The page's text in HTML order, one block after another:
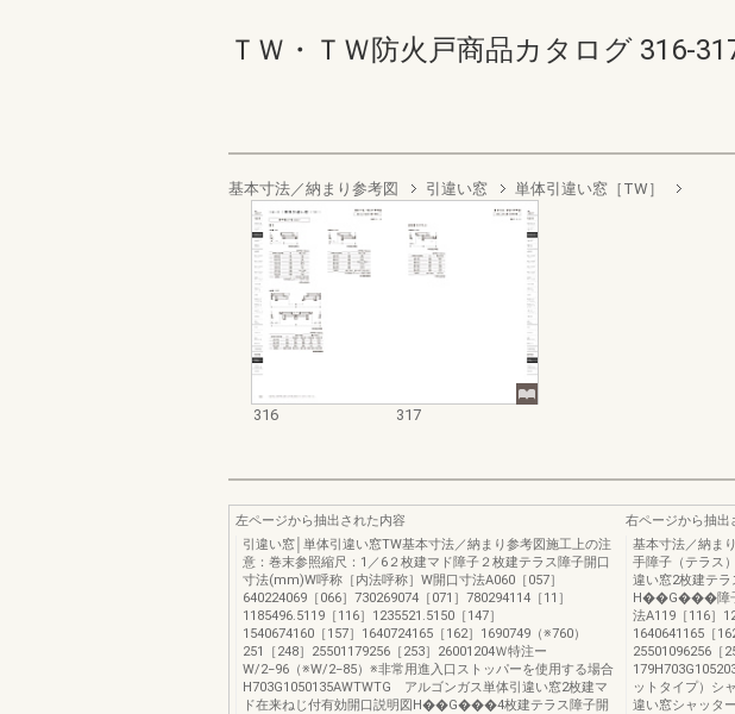
ＴＷ・ＴＷ防火戸商品カタログ 316-
基本寸法／納まり参考図 引違い窓 単体引違い窓［TW］
316 317
左ページから抽出された内容
引違い窓│単体引違い窓TW基本寸法／納まり参考図施工上の注
意：巻末参照縮尺：1／6２枚建マド障子２枚建テラス障子開口
寸法(mm)W呼称［内法呼称］W開口寸法A060［057］
640224069［066］730269074［071］780294114［11］
1185496.5119［116］1235521.5150［147］
1540674160［157］1640724165［162］1690749（※760）
251［248］25501179256［253］26001204Ｗ特注ー
W/2−96（※W/2−85）※非常用進入口ストッパーを使用する場合
H703G1050135AWTWTG アルゴンガス単体引違い窓2枚建マ
ド在来ねじ付有効開口説明図H��G���4枚建テラス障子開
右ページから抽出
基本寸法／納ま
手障子（テラス
違い窓2枚建テ
H��G���障子
法A119［116］
1640641165［
25501096256［
ットタイプ）シ
違い窓シャッタ